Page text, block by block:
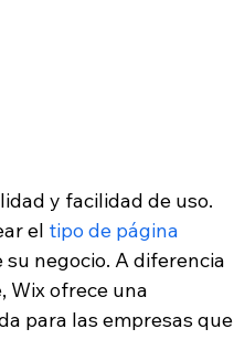
y facilidad de uso.
el tipo de página
negocio. A diferencia
Wix ofrece una
para las empresas que